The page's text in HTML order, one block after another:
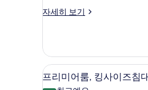
대
개,
시
내
자세히 보기
클
사
이
즈
프
리
6
프리미어룸, 킹사이즈침